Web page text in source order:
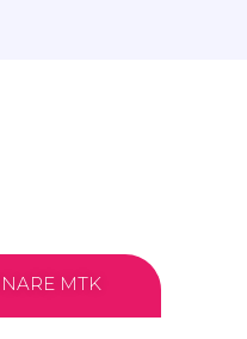
MTK